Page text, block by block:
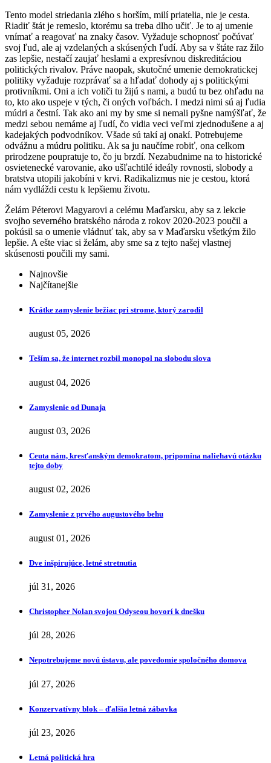
Tento model striedania zlého s horším, milí priatelia, nie je cesta.
Riadiť štát je remeslo, ktorému sa treba dlho učiť. Je to aj umenie
vnímať a reagovať na znaky časov. Vyžaduje schopnosť počúvať
svoj ľud, ale aj vzdelaných a skúsených ľudí. Aby sa v štáte raz žilo
zas lepšie, nestačí zaujať heslami a expresívnou diskreditáciou
politických rivalov. Práve naopak, skutočné umenie demokratickej
politiky vyžaduje rozprávať sa a hľadať dohody aj s politickými
protivníkmi. Oni a ich voliči tu žijú s nami, a budú tu bez ohľadu na
to, kto ako uspeje v tých, či oných voľbách. I medzi nimi sú aj ľudia
múdri a čestní. Tak ako ani my by sme si nemali pyšne namýšľať, že
medzi sebou nemáme aj ľudí, čo vidia veci veľmi zjednodušene a aj
kadejakých podvodníkov. Všade sú takí aj onakí. Potrebujeme
odvážnu a múdru politiku. Ak sa ju naučíme robiť, ona celkom
prirodzene poupratuje to, čo ju brzdí. Nezabudnime na to historické
osvietenecké varovanie, ako ušľachtilé ideály rovnosti, slobody a
bratstva utopili jakobíni v krvi. Radikalizmus nie je cestou, ktorá
nám vydláždi cestu k lepšiemu životu.
Želám Péterovi Magyarovi a celému Maďarsku, aby sa z lekcie
svojho severného bratského národa z rokov 2020-2023 poučil a
pokúsil sa o umenie vládnuť tak, aby sa v Maďarsku všetkým žilo
lepšie. A ešte viac si želám, aby sme sa z tejto našej vlastnej
skúsenosti poučili my sami.
Najnovšie
Najčítanejšie
Krátke zamyslenie bežiac pri strome, ktorý zarodil
august 05, 2026
Teším sa, že internet rozbil monopol na slobodu slova
august 04, 2026
Zamyslenie od Dunaja
august 03, 2026
Ceuta nám, kresťanským demokratom, pripomína naliehavú otázku
tejto doby
august 02, 2026
Zamyslenie z prvého augustového behu
august 01, 2026
Dve inšpirujúce, letné stretnutia
júl 31, 2026
Christopher Nolan svojou Odyseou hovorí k dnešku
júl 28, 2026
Nepotrebujeme novú ústavu, ale povedomie spoločného domova
júl 27, 2026
Konzervatívny blok – ďalšia letná zábavka
júl 23, 2026
Letná politická hra